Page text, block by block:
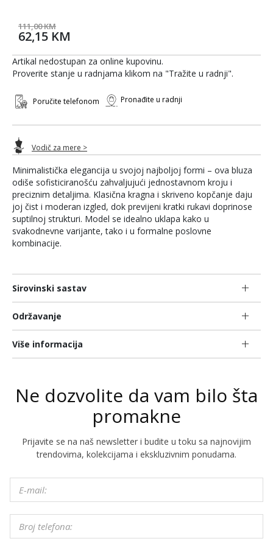
Minimalistička elegancija u svojoj najboljoj formi – ova bluza
odiše sofisticiranošću zahvaljujući jednostavnom kroju i
preciznim detaljima. Klasična kragna i skriveno kopčanje daju
joj čist i moderan izgled, dok previjeni kratki rukavi doprinose
suptilnoj strukturi. Model se idealno uklapa kako u
svakodnevne varijante, tako i u formalne poslovne
kombinacije.
Sirovinski sastav
Održavanje
Više informacija
111,00 KM
62,15 KM
Artikal nedostupan za online kupovinu.
Proverite stanje u radnjama klikom na "Tražite u radnji".
Poručite telefonom Pronađite u radnji
Vodič za mere >
Ne dozvolite da vam bilo šta
promakne
Prijavite se na naš newsletter i budite u toku sa najnovijim
trendovima, kolekcijama i ekskluzivnim ponudama.